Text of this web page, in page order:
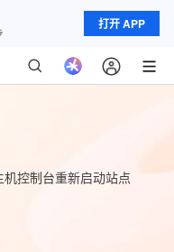
打开 APP
控制台重新启动站点